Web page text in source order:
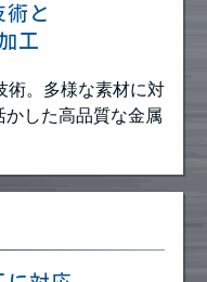
術と
工
術。多様な素材に対
した高品質な金属